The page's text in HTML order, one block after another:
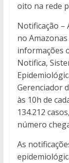
oito na rede
Notificação –
no
informações
Notifica,
Gerenciador
às 10h de
134.212
número
As